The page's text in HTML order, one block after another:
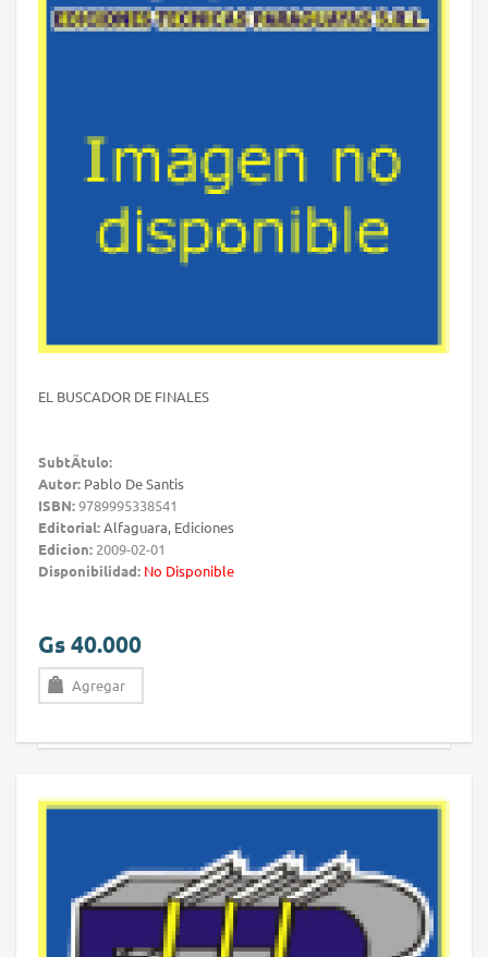
EL BUSCADOR DE FINALES
SubtÃ­tulo:
Autor: Pablo De Santis
ISBN:9789995338541
Editorial:Alfaguara, Ediciones
Edicion: 2009-02-01
Disponibilidad: No Disponible
Gs 40.000
Agregar